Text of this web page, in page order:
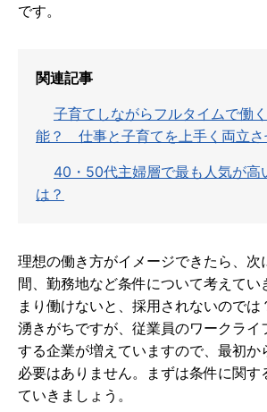
です。
関連記事
子育てしながらフルタイムで働
能？ 仕事と子育てを上手く両立さ
40・50代主婦層で最も人気が高
は？
理想の働き方がイメージできたら、次
間、勤務地など条件について考えてい
まり働けないと、採用されないのでは
湧きがちですが、従業員のワークライ
する企業が増えていますので、最初か
必要はありません。まずは条件に関す
ていきましょう。